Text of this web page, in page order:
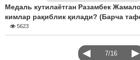
Медаль кутилаётган Разамбек
кимлар рақиблик қилади? (Барча
5623
7/16